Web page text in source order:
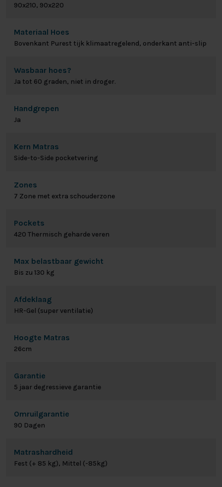
90x210, 90x220
Materiaal Hoes
Bovenkant Purest tijk klimaatregelend, onderkant anti-slip
Wasbaar hoes?
Ja tot 60 graden, niet in droger.
Handgrepen
Ja
Kern Matras
Side-to-Side pocketvering
Zones
7 Zone met extra schouderzone
Pockets
420 Thermisch geharde veren
Max belastbaar gewicht
Bis zu 130 kg
Afdeklaag
HR-Gel (super ventilatie)
Hoogte Matras
26cm
Garantie
5 jaar degressieve garantie
Omruilgarantie
90 Dagen
Matrashardheid
Fest (+ 85 kg), Mittel (-85kg)